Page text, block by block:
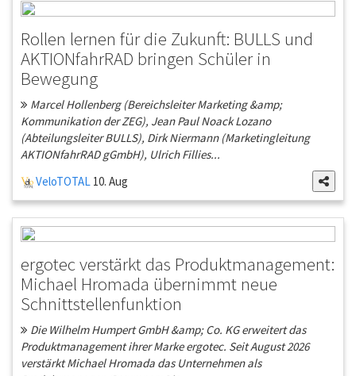
Rollen lernen für die Zukunft: BULLS und
AKTIONfahrRAD bringen Schüler in
Bewegung
Marcel Hollenberg (Bereichsleiter Marketing &amp;
Kommunikation der ZEG), Jean Paul Noack Lozano
(Abteilungsleiter BULLS), Dirk Niermann (Marketingleitung
AKTIONfahrRAD gGmbH), Ulrich Fillies...
VeloTOTAL 10. Aug
ergotec verstärkt das Produktmanagement:
Michael Hromada übernimmt neue
Schnittstellenfunktion
Die Wilhelm Humpert GmbH &amp; Co. KG erweitert das
Produktmanagement ihrer Marke ergotec. Seit August 2026
verstärkt Michael Hromada das Unternehmen als